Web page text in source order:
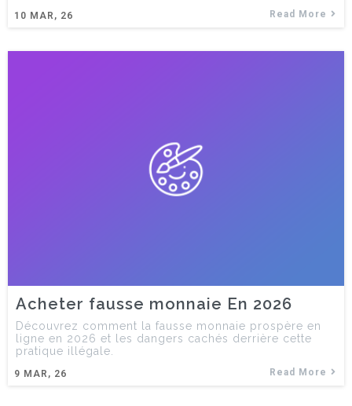
10 MAR, 26 Read More
Acheter fausse monnaie En 2026
9 MAR, 26
Découvrez comment la fausse monnaie prospère en
ligne en 2026 et les dangers cachés derrière cette
pratique illégale.
Read More